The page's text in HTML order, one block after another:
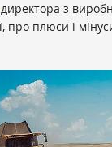
з
про плюси і